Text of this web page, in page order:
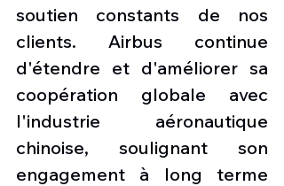
soutien constants de nos
clients. Airbus continue
d'étendre et d'améliorer sa
coopération globale avec
l'industrie aéronautique
chinoise, soulignant son
engagement à long terme